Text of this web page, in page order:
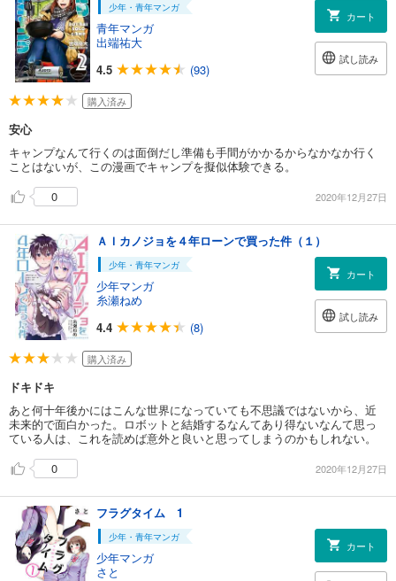
少年・青年マンガ
青年マンガ
出端祐大
4.5
(93)
カート
試し読み
購入済み
安心
キャンプなんて行くのは面倒だし準備も手間がかかるからなかなか行く
ことはないが、この漫画でキャンプを擬似体験できる。
0
2020年12月27日
ＡＩカノジョを４年ローンで買った件（１）
少年・青年マンガ
少年マンガ
糸瀬ねめ
4.4
(8)
カート
試し読み
購入済み
ドキドキ
あと何十年後かにはこんな世界になっていても不思議ではないから、近
未来的で面白かった。ロボットと結婚するなんてあり得ないなんて思っ
ている人は、これを読めば意外と良いと思ってしまうのかもしれない。
0
2020年12月27日
フラグタイム 1
少年・青年マンガ
少年マンガ
さと
カート